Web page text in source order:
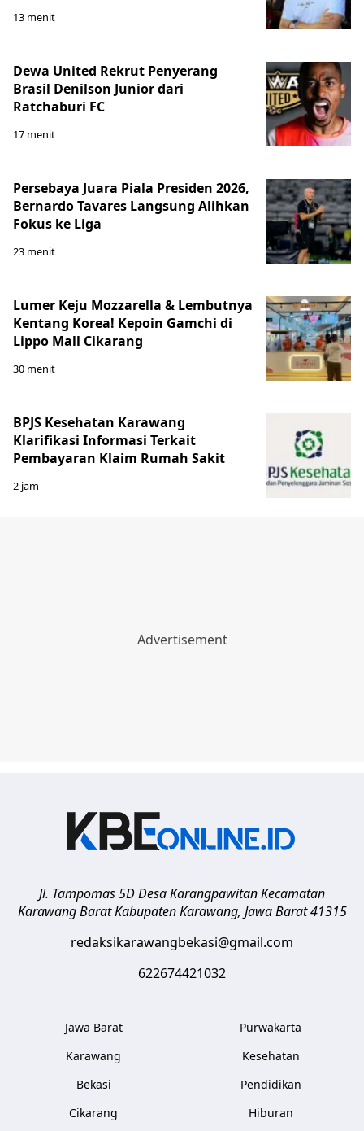
13 menit
Dewa United Rekrut Penyerang
Brasil Denilson Junior dari
Ratchaburi FC
17 menit
Persebaya Juara Piala Presiden 2026,
Bernardo Tavares Langsung Alihkan
Fokus ke Liga
23 menit
Lumer Keju Mozzarella & Lembutnya
Kentang Korea! Kepoin Gamchi di
Lippo Mall Cikarang
30 menit
BPJS Kesehatan Karawang
Klarifikasi Informasi Terkait
Pembayaran Klaim Rumah Sakit
2 jam
Jl. Tampomas 5D Desa Karangpawitan Kecamatan
Karawang Barat Kabupaten Karawang, Jawa Barat 41315
redaksikarawangbekasi@gmail.com
622674421032
Jawa Barat
Karawang
Bekasi
Cikarang
Purwakarta
Kesehatan
Pendidikan
Hiburan